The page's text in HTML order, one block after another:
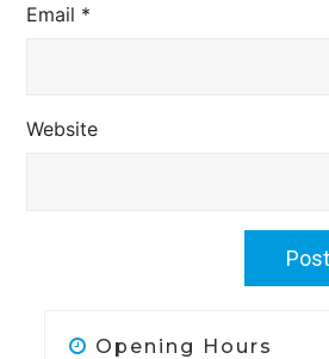
Email *
Website
Opening Hours